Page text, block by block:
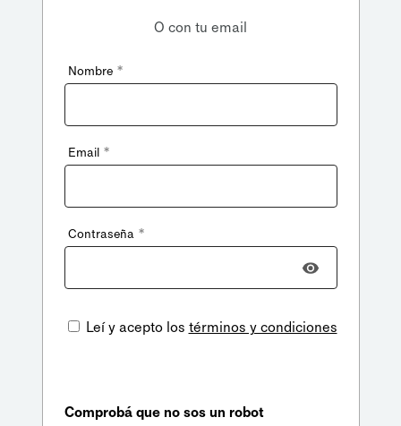
O con tu email
Nombre *
Email *
Contraseña *
Leí y acepto los términos y condiciones
Comprobá que no sos un robot